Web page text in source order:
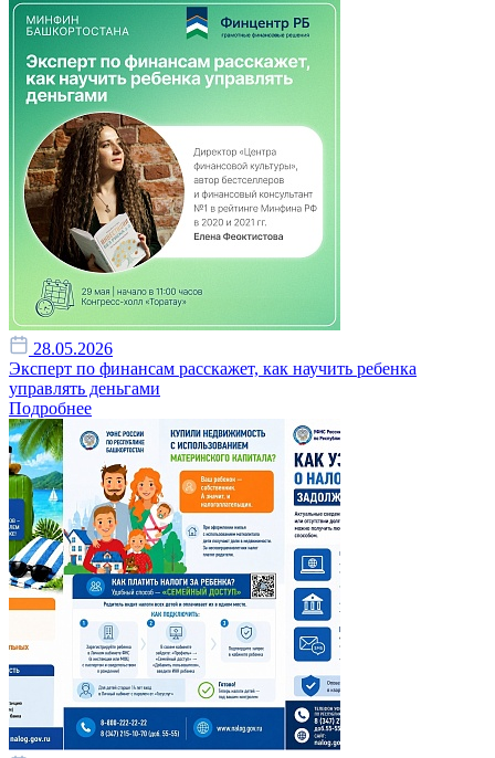
28.05.2026
Эксперт по финансам расскажет, как научить ребенка
управлять деньгами
Подробнее